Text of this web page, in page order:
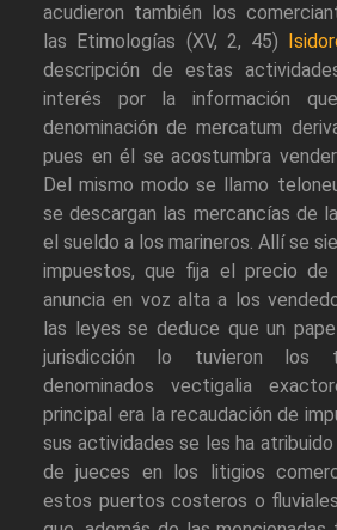
acudieron también los
las Etimologías (XV, 2, 45)
descripción de estas
interés por la información
denominación de mercatum
pues en él se acostumbra
Del mismo modo se llamo
se descargan las mercancías de
el sueldo a los marineros. Allí se
impuestos, que fija el precio
anuncia en voz alta a los
las leyes se deduce que un
jurisdicción lo tuvieron los
denominados vectigalia
principal era la recaudación de
sus actividades se les ha
de jueces en los litigios
estos puertos costeros o